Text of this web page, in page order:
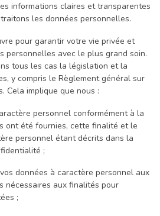
informations claires et transparentes
les données personnelles.
pour garantir votre vie privée et
personnelles avec le plus grand soin.
tous les cas la législation et la
y compris le Règlement général sur
Cela implique que nous :
personnel conformément à la
ont été fournies, cette finalité et le
personnel étant décrits dans la
;
données à caractère personnel aux
nécessaires aux finalités pour
;